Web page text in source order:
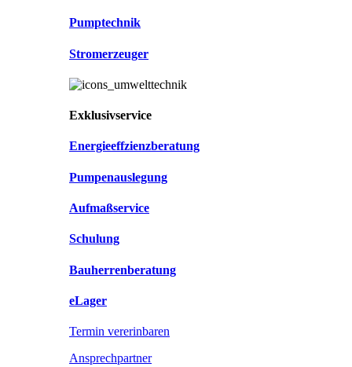
Pumptechnik
Stromerzeuger
Exklusivservice
Energieeffzienzberatung
Pumpenauslegung
Aufmaßservice
Schulung
Bauherrenberatung
eLager
Termin vererinbaren
Ansprechpartner